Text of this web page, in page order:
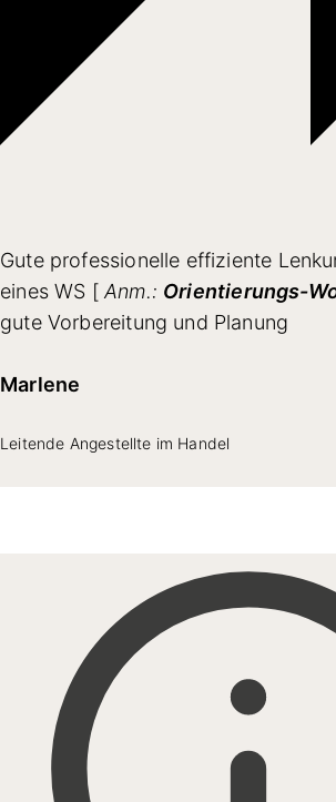
Gute professionelle effiziente
eines WS [Anm.: Orientierungs-
gute Vorbereitung und Planung
Marlene
Leitende Angestellte im Handel